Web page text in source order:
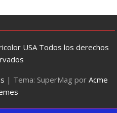
USA Todos los derechos
| Tema: SuperMag por Acme